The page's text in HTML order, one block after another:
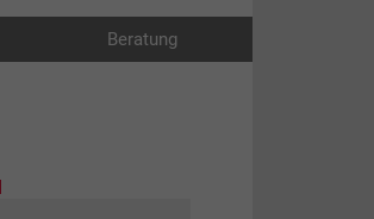
Beratung